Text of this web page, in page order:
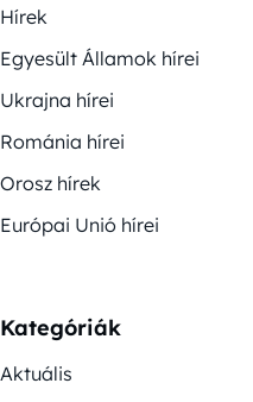
Hírek
Egyesült Államok hírei
Ukrajna hírei
Románia hírei
Orosz hírek
Európai Unió hírei
Kategóriák
Aktuális